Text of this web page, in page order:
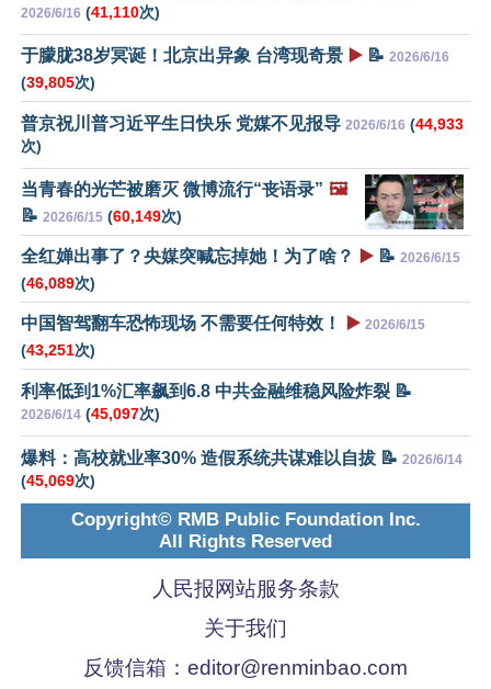
2026/6/16 (41,110次)
于朦胧38岁冥诞！北京出异象 台湾现奇景 ▶️ 📝 2026/6/16
(39,805次)
普京祝川普习近平生日快乐 党媒不见报导 2026/6/16 (44,933
次)
当青春的光芒被磨灭 微博流行“丧语录” 🖼️
📝 2026/6/15 (60,149次)
全红婵出事了？央媒突喊忘掉她！为了啥？ ▶️ 📝 2026/6/15
(46,089次)
中国智驾翻车恐怖现场 不需要任何特效！ ▶️ 2026/6/15
(43,251次)
利率低到1%汇率飙到6.8 中共金融维稳风险炸裂 📝
2026/6/14 (45,097次)
爆料：高校就业率30% 造假系统共谋难以自拔 📝 2026/6/14
(45,069次)
Copyright© RMB Public Foundation Inc.
All Rights Reserved
人民报网站服务条款
关于我们
反馈信箱： editor@renminbao.com